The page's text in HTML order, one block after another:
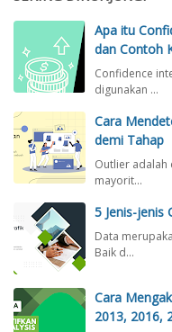
Apa itu
dan Contoh
Confidence
digunakan …
Cara
demi Tahap
Outlier adalah
mayorit…
5 Jenis-jenis
Data
Baik d…
Cara
2013, 2016,